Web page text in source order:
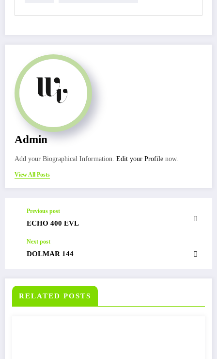
Admin
Add your Biographical Information. Edit your Profile now.
View All Posts
Previous post
ECHO 400 EVL
Next post
DOLMAR 144
RELATED POSTS